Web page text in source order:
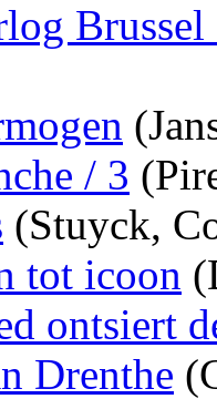
/ 3
(Stuyck,
tot icoon
ontsiert
Drenthe